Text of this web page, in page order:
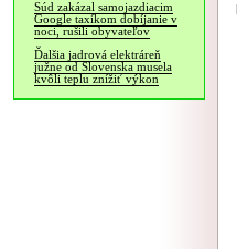
Súd zakázal samojazdiacim
Google taxíkom dobíjanie v
noci, rušili obyvateľov
Ďalšia jadrová elektráreň
južne od Slovenska musela
kvôli teplu znížiť výkon